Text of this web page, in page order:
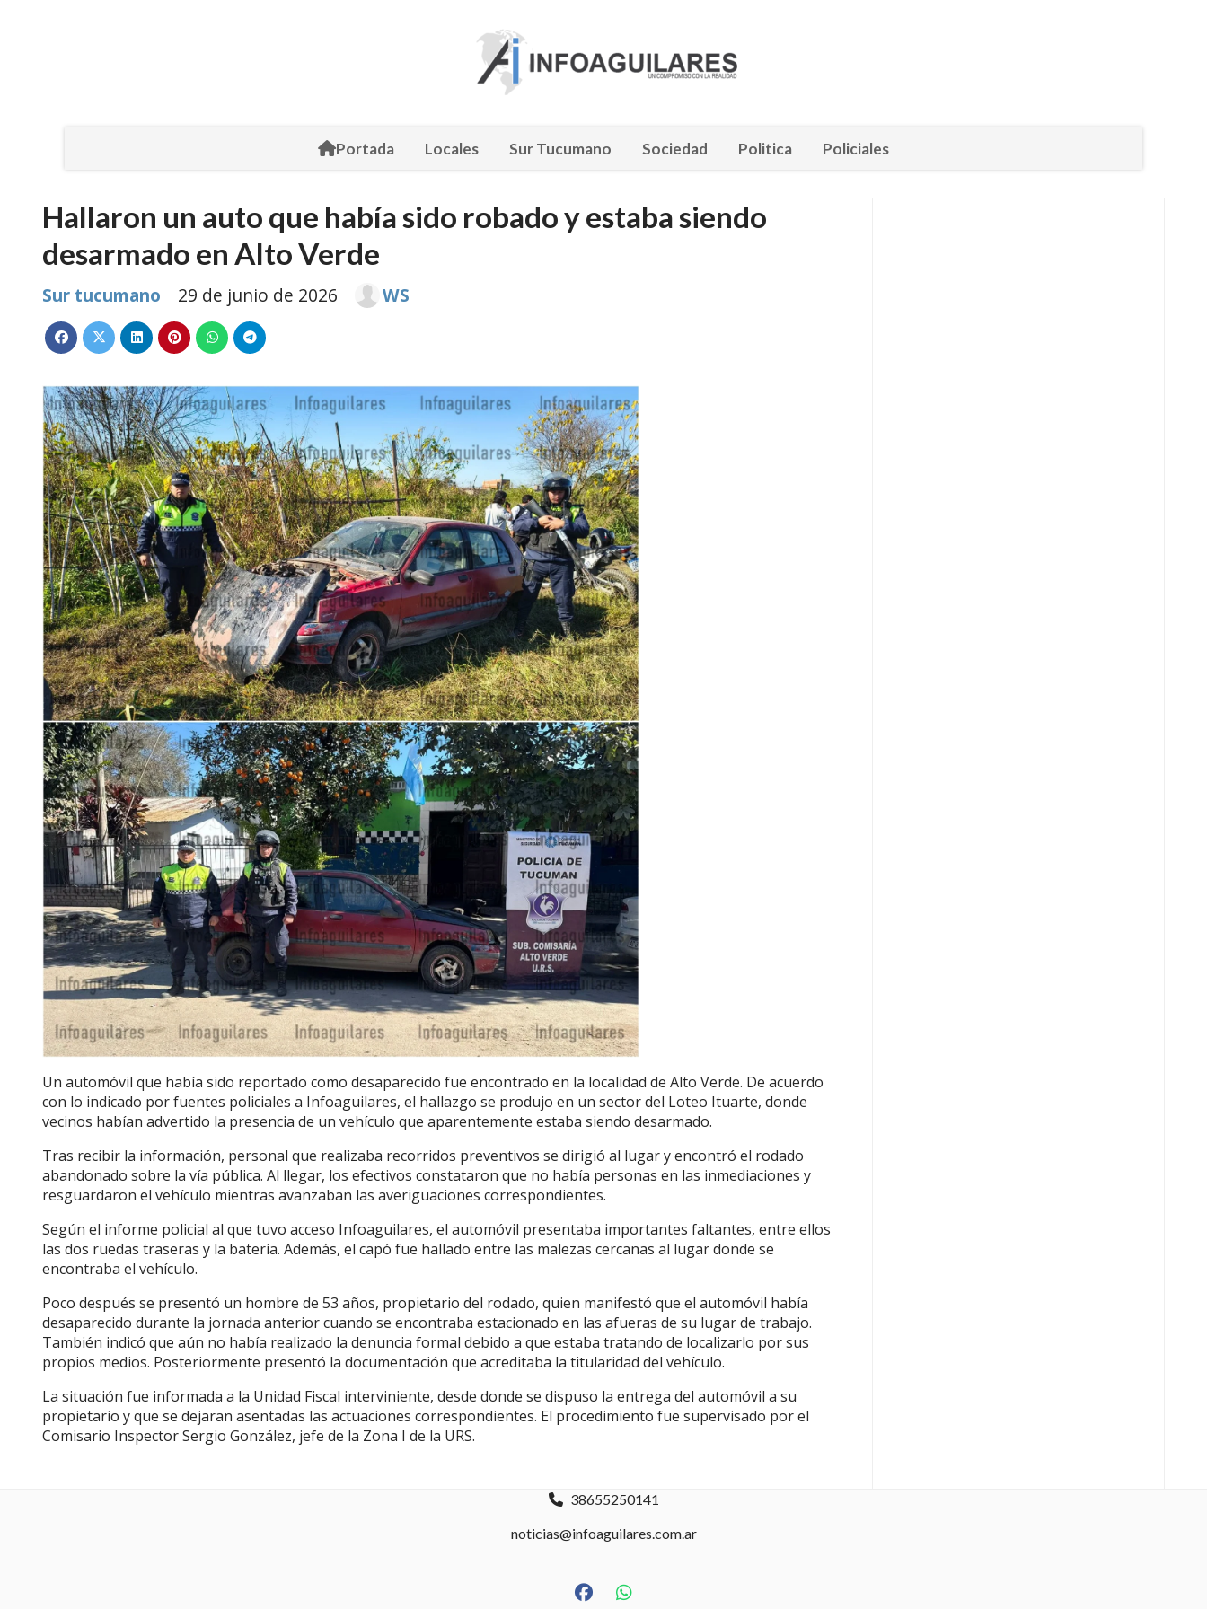
Portada Locales Sur Tucumano Sociedad Politica Policiales
Hallaron un auto que había sido robado y estaba siendo
desarmado en Alto Verde
Sur tucumano 29 de junio de 2026 WS
Un automóvil que había sido reportado como desaparecido fue encontrado en la localidad de Alto Verde. De acuerdo
con lo indicado por fuentes policiales a Infoaguilares, el hallazgo se produjo en un sector del Loteo Ituarte, donde
vecinos habían advertido la presencia de un vehículo que aparentemente estaba siendo desarmado.
Tras recibir la información, personal que realizaba recorridos preventivos se dirigió al lugar y encontró el rodado
abandonado sobre la vía pública. Al llegar, los efectivos constataron que no había personas en las inmediaciones y
resguardaron el vehículo mientras avanzaban las averiguaciones correspondientes.
Según el informe policial al que tuvo acceso Infoaguilares, el automóvil presentaba importantes faltantes, entre ellos
las dos ruedas traseras y la batería. Además, el capó fue hallado entre las malezas cercanas al lugar donde se
encontraba el vehículo.
Poco después se presentó un hombre de 53 años, propietario del rodado, quien manifestó que el automóvil había
desaparecido durante la jornada anterior cuando se encontraba estacionado en las afueras de su lugar de trabajo.
También indicó que aún no había realizado la denuncia formal debido a que estaba tratando de localizarlo por sus
propios medios. Posteriormente presentó la documentación que acreditaba la titularidad del vehículo.
La situación fue informada a la Unidad Fiscal interviniente, desde donde se dispuso la entrega del automóvil a su
propietario y que se dejaran asentadas las actuaciones correspondientes. El procedimiento fue supervisado por el
Comisario Inspector Sergio González, jefe de la Zona I de la URS.
38655250141
noticias@infoaguilares.com.ar